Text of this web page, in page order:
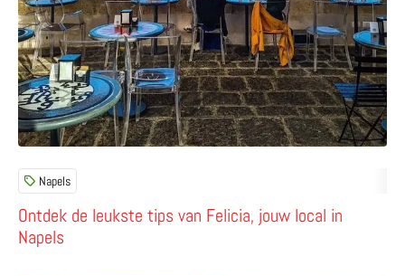
Ontdek de leukste tips van Felicia, jouw local in
Napels
Napels